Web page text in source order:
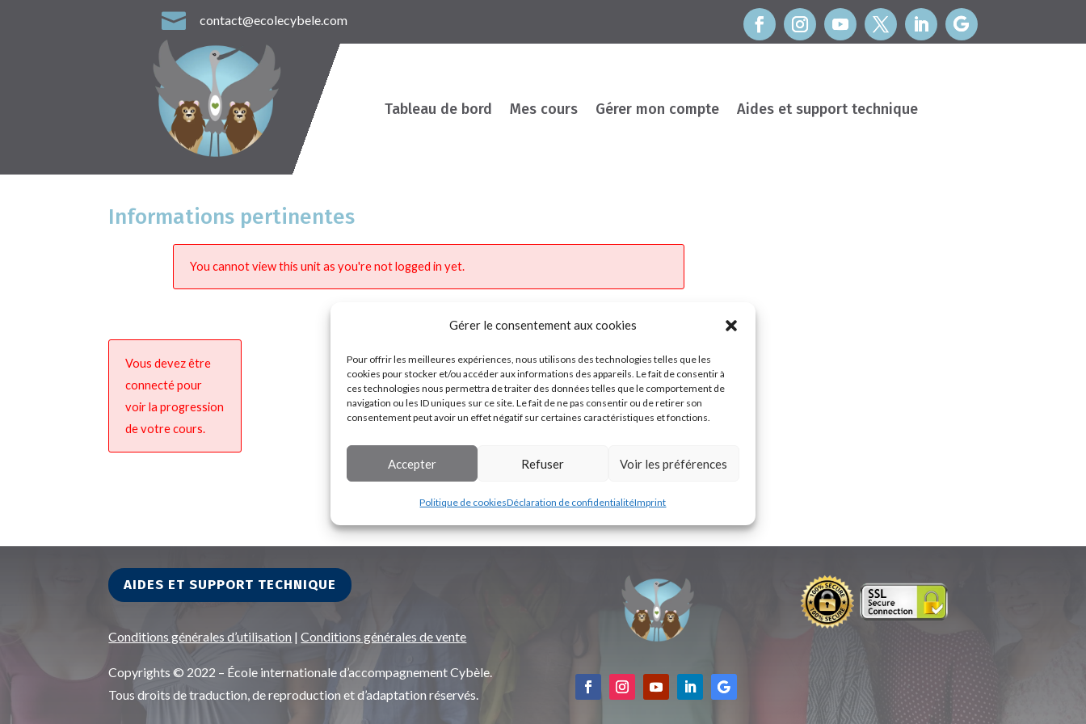
Gérer le consentement aux cookies
Pour offrir les meilleures expériences, nous utilisons des technologies telles que les
cookies pour stocker et/ou accéder aux informations des appareils. Le fait de consentir à
ces technologies nous permettra de traiter des données telles que le comportement de
navigation ou les ID uniques sur ce site. Le fait de ne pas consentir ou de retirer son
consentement peut avoir un effet négatif sur certaines caractéristiques et fonctions.
Accepter Refuser Voir les préférences
Politique de cookiesDéclaration de confidentialitéImprint
 contact@ecolecybele.com
Tableau de bord Mes cours Gérer mon compte Aides et support technique
Informations pertinentes
You cannot view this unit as you're not logged in yet.
Vous devez être
connecté pour
voir la progression
de votre cours.
AIDES ET SUPPORT TECHNIQUE
Conditions générales d’utilisation | Conditions générales de vente
Copyrights © 2022 – École internationale d’accompagnement Cybèle.
Tous droits de traduction, de reproduction et d’adaptation réservés.